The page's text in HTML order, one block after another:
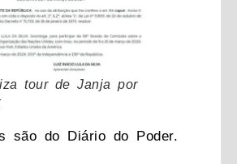
tour de Janja por
são do Diário do Poder.